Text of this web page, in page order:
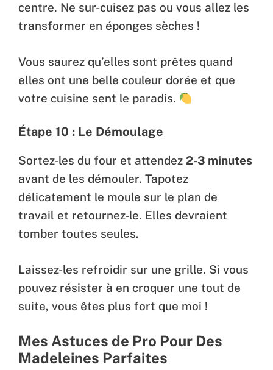
centre. Ne sur-cuisez pas ou vous allez les
transformer en éponges sèches !
Vous saurez qu’elles sont prêtes quand
elles ont une belle couleur dorée et que
votre cuisine sent le paradis.
Étape 10 : Le Démoulage
Sortez-les du four et attendez 2-3 minutes
avant de les démouler. Tapotez
délicatement le moule sur le plan de
travail et retournez-le. Elles devraient
tomber toutes seules.
Laissez-les refroidir sur une grille. Si vous
pouvez résister à en croquer une tout de
suite, vous êtes plus fort que moi !
Mes Astuces de Pro Pour Des
Madeleines Parfaites